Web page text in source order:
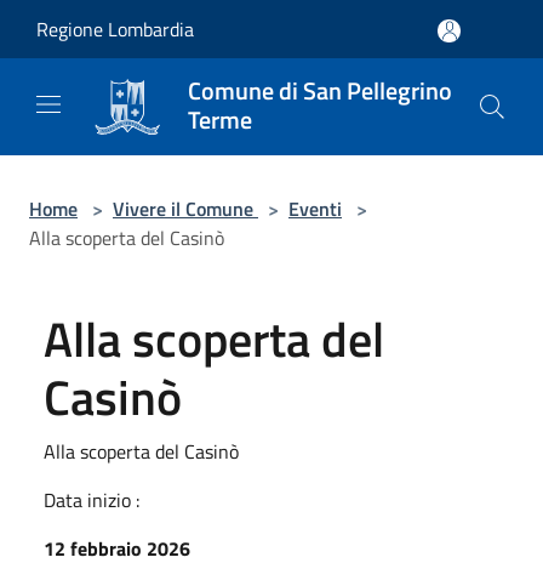
Regione Lombardia
Comune di San Pellegrino
Terme
Home > Vivere il Comune > Eventi >
Alla scoperta del Casinò
Alla scoperta del
Casinò
Alla scoperta del Casinò
Data inizio :
12 febbraio 2026